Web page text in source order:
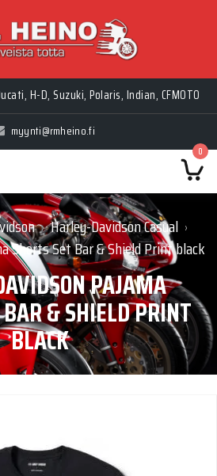
H-D, Suzuki, Polaris, Indian, CFMOTO
myynti@rmheino.fi
0
› Harley-Davidson Casual ›
Shorts Set Bar & Shield Print black
PAJAMA
& SHIELD PRINT
BLACK